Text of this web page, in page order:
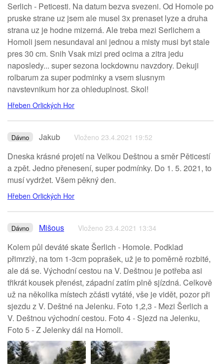
Serlich - Peticesti. Na datum bezva svezeni. Od Homole po
pruske strane uz jsem ale musel 3x prenaset lyze a druha
strana uz je hodne mizerná. Ale treba mezi Serlichem a
Homoli jsem nesundaval ani jednou a misty musi byt stale
pres 30 cm. Snih Vsak mizi pred ocima a zitra jedu
naposledy... super sezona lockdownu navzdory. Dekuji
rolbarum za super podminky a vsem slusnym
navstevnikum hor za ohleduplnost. Skol!
Hřeben Orlických Hor
Dávno Jakub Vloženo 23.4.2021 19:52
Dneska krásné projetí na Velkou Deštnou a směr Pěticestí
a zpět. Jedno přenesení, super podmínky. Do 1. 5. 2021, to
musí vydržet. Všem pěkný den.
Hřeben Orlických Hor
Dávno Mišous Vloženo 23.4.2021 13:34
Kolem půl deváté skate Šerlich - Homole. Podklad
přimrzlý, na tom 1-3cm poprašek, už je to poměrně rozbité,
ale dá se. Východní cestou na V. Deštnou je potřeba asi
třikrát kousek přenést, západní zatím plně sjízdná. Celkově
už na několika místech zčásti vytáté, vše je vidět, pozor při
sjezdu z V. Deštné na Jelenku. Foto 1,2,3 - Mezi Šerlich a
V. Deštnou východní cestou. Foto 4 - Sjezd na Jelenku,
Foto 5 - Z Jelenky dál na Homoli.